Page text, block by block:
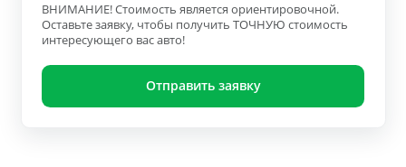
ВНИМАНИЕ! Стоимость является ориентировочной.
Оставьте заявку, чтобы получить ТОЧНУЮ стоимость
интересующего вас авто!
Отправить заявку